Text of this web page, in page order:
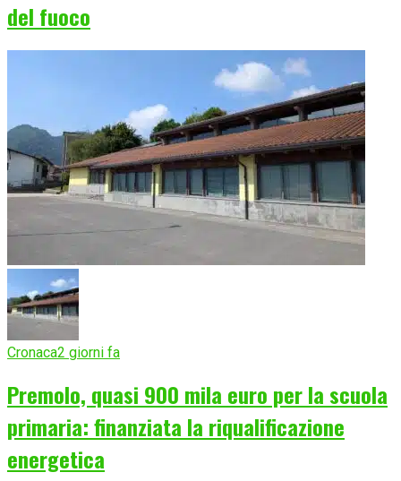
del fuoco
Cronaca2 giorni fa
Premolo, quasi 900 mila euro per la scuola
primaria: finanziata la riqualificazione
energetica